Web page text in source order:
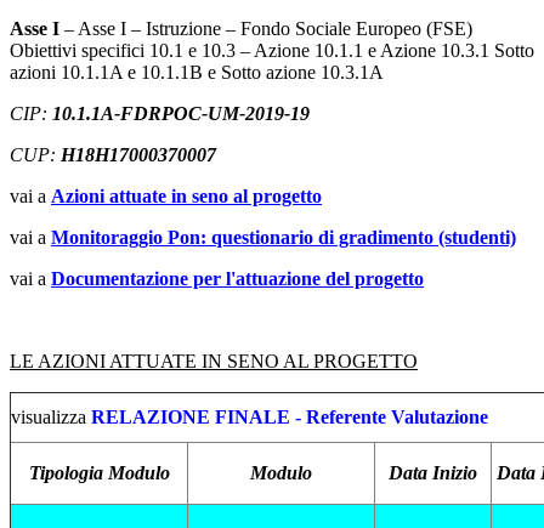
Asse I – Asse I – Istruzione – Fondo Sociale Europeo (FSE)
Obiettivi specifici 10.1 e 10.3 – Azione 10.1.1 e Azione 10.3.1 Sotto
azioni 10.1.1A e 10.1.1B e Sotto azione 10.3.1A
CIP: 10.1.1A-FDRPOC-UM-2019-19
CUP: H18H17000370007
vai a Azioni attuate in seno al progetto
vai a Monitoraggio Pon: questionario di gradimento (studenti)
vai a Documentazione per l'attuazione del progetto
LE AZIONI ATTUATE IN SENO AL PROGETTO
visualizza RELAZIONE FINALE - Referente Valutazione
Tipologia Modulo Modulo Data Inizio Data